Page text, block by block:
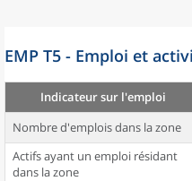
EMP T5 - Emploi et
Indicateur sur l'emploi
Nombre d'emplois dans la zone
Actifs ayant un emploi résidant
dans la zone